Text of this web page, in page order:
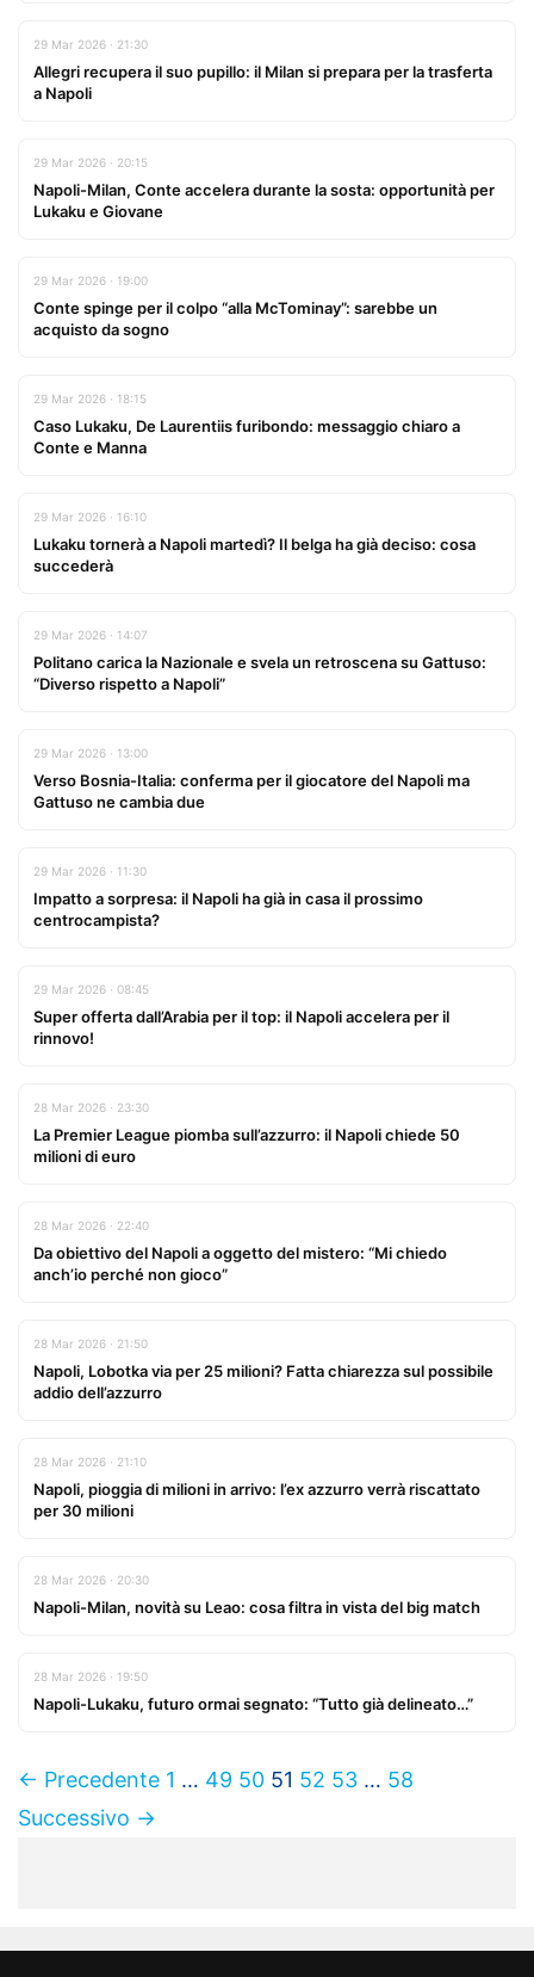
29 Mar 2026 · 21:30
Allegri recupera il suo pupillo: il Milan si prepara per la trasferta
a Napoli
29 Mar 2026 · 20:15
Napoli-Milan, Conte accelera durante la sosta: opportunità per
Lukaku e Giovane
29 Mar 2026 · 19:00
Conte spinge per il colpo “alla McTominay”: sarebbe un
acquisto da sogno
29 Mar 2026 · 18:15
Caso Lukaku, De Laurentiis furibondo: messaggio chiaro a
Conte e Manna
29 Mar 2026 · 16:10
Lukaku tornerà a Napoli martedì? Il belga ha già deciso: cosa
succederà
29 Mar 2026 · 14:07
Politano carica la Nazionale e svela un retroscena su Gattuso:
“Diverso rispetto a Napoli”
29 Mar 2026 · 13:00
Verso Bosnia-Italia: conferma per il giocatore del Napoli ma
Gattuso ne cambia due
29 Mar 2026 · 11:30
Impatto a sorpresa: il Napoli ha già in casa il prossimo
centrocampista?
29 Mar 2026 · 08:45
Super offerta dall’Arabia per il top: il Napoli accelera per il
rinnovo!
28 Mar 2026 · 23:30
La Premier League piomba sull’azzurro: il Napoli chiede 50
milioni di euro
28 Mar 2026 · 22:40
Da obiettivo del Napoli a oggetto del mistero: “Mi chiedo
anch’io perché non gioco”
28 Mar 2026 · 21:50
Napoli, Lobotka via per 25 milioni? Fatta chiarezza sul possibile
addio dell’azzurro
28 Mar 2026 · 21:10
Napoli, pioggia di milioni in arrivo: l’ex azzurro verrà riscattato
per 30 milioni
28 Mar 2026 · 20:30
Napoli-Milan, novità su Leao: cosa filtra in vista del big match
28 Mar 2026 · 19:50
Napoli-Lukaku, futuro ormai segnato: “Tutto già delineato…”
← Precedente 1 … 49 50 51 52 53 … 58
Successivo →